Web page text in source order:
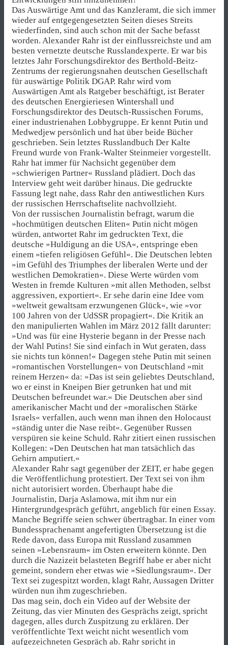
Das Auswärtige Amt und das Kanzleramt, die sich immer
wieder auf entgegengesetzten Seiten dieses Streits
wiederfinden, sind auch schon mit der Sache befasst
worden. Alexander Rahr ist der einflussreichste und am
besten vernetzte deutsche Russlandexperte. Er war bis
letztes Jahr Forschungsdirektor des Berthold-Beitz-
Zentrums der regierungsnahen deutschen Gesellschaft
für auswärtige Politik DGAP. Rahr wird vom
Auswärtigen Amt als Ratgeber beschäftigt, ist Berater
des deutschen Energieriesen Wintershall und
Forschungsdirektor des Deutsch-Russischen Forums,
einer industrienahen Lobbygruppe. Er kennt Putin und
Medwedjew persönlich und hat über beide Bücher
geschrieben. Sein letztes Russlandbuch Der Kalte
Freund wurde von Frank-Walter Steinmeier vorgestellt.
Rahr hat immer für Nachsicht gegenüber dem
»schwierigen Partner« Russland plädiert. Doch das
Interview geht weit darüber hinaus. Die gedruckte
Fassung legt nahe, dass Rahr den antiwestlichen Kurs
der russischen Herrschaftselite nachvollzieht.
Von der russischen Journalistin befragt, warum die
»hochmütigen deutschen Eliten« Putin nicht mögen
würden, antwortet Rahr im gedruckten Text, die
deutsche »Huldigung an die USA«, entspringe eben
einem »tiefen religiösen Gefühl«. Die Deutschen lebten
»im Gefühl des Triumphes der liberalen Werte und der
westlichen Demokratien«. Diese Werte würden vom
Westen in fremde Kulturen »mit allen Methoden, selbst
aggressiven, exportiert«. Er sehe darin eine Idee vom
»weltweit gewaltsam erzwungenen Glück«, wie »vor
100 Jahren von der UdSSR propagiert«. Die Kritik an
den manipulierten Wahlen im März 2012 fällt darunter:
»Und was für eine Hysterie begann in der Presse nach
der Wahl Putins! Sie sind einfach in Wut geraten, dass
sie nichts tun können!« Dagegen stehe Putin mit seinen
»romantischen Vorstellungen« von Deutschland »mit
reinem Herzen« da: »Das ist sein geliebtes Deutschland,
wo er einst in Kneipen Bier getrunken hat und mit
Deutschen befreundet war.« Die Deutschen aber sind
amerikanischer Macht und der »moralischen Stärke
Israels« verfallen, auch wenn man ihnen den Holocaust
»ständig unter die Nase reibt«. Gegenüber Russen
verspüren sie keine Schuld. Rahr zitiert einen russischen
Kollegen: »Den Deutschen hat man tatsächlich das
Gehirn amputiert.«
Alexander Rahr sagt gegenüber der ZEIT, er habe gegen
die Veröffentlichung protestiert. Der Text sei von ihm
nicht autorisiert worden. Überhaupt habe die
Journalistin, Darja Aslamowa, mit ihm nur ein
Hintergrundgespräch geführt, angeblich für einen Essay.
Manche Begriffe seien schwer übertragbar. In einer vom
Bundessprachenamt angefertigten Übersetzung ist die
Rede davon, dass Europa mit Russland zusammen
seinen »Lebensraum« im Osten erweitern könnte. Den
durch die Nazizeit belasteten Begriff habe er aber nicht
gemeint, sondern eher etwas wie »Siedlungsraum«. Der
Text sei zugespitzt worden, klagt Rahr, Aussagen Dritter
würden nun ihm zugeschrieben.
Das mag sein, doch ein Video auf der Web­site der
Zeitung, das vier Minuten des Gesprächs zeigt, spricht
dagegen, alles durch Zuspitzung zu erklären. Der
veröffentlichte Text weicht nicht wesentlich vom
aufgezeichneten Gespräch ab. Rahr spricht in